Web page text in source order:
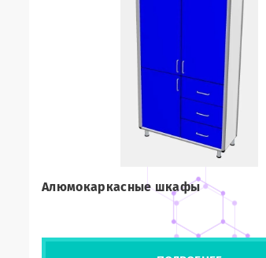
Алюмокаркасные шкафы